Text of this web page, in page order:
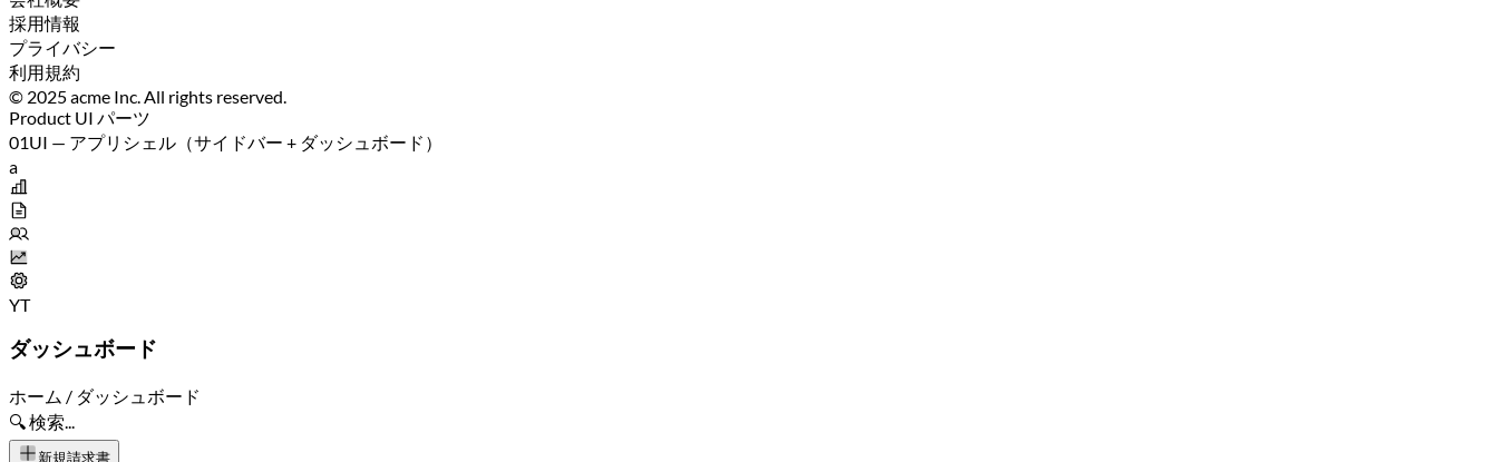
採用情報
プライバシー
利用規約
© 2025 acme Inc. All rights reserved.
Product UI パーツ
01UI — アプリシェル（サイドバー + ダッシュボード）
a
YT
ダッシュボード
ホーム / ダッシュボード
🔍 検索...
新規請求書